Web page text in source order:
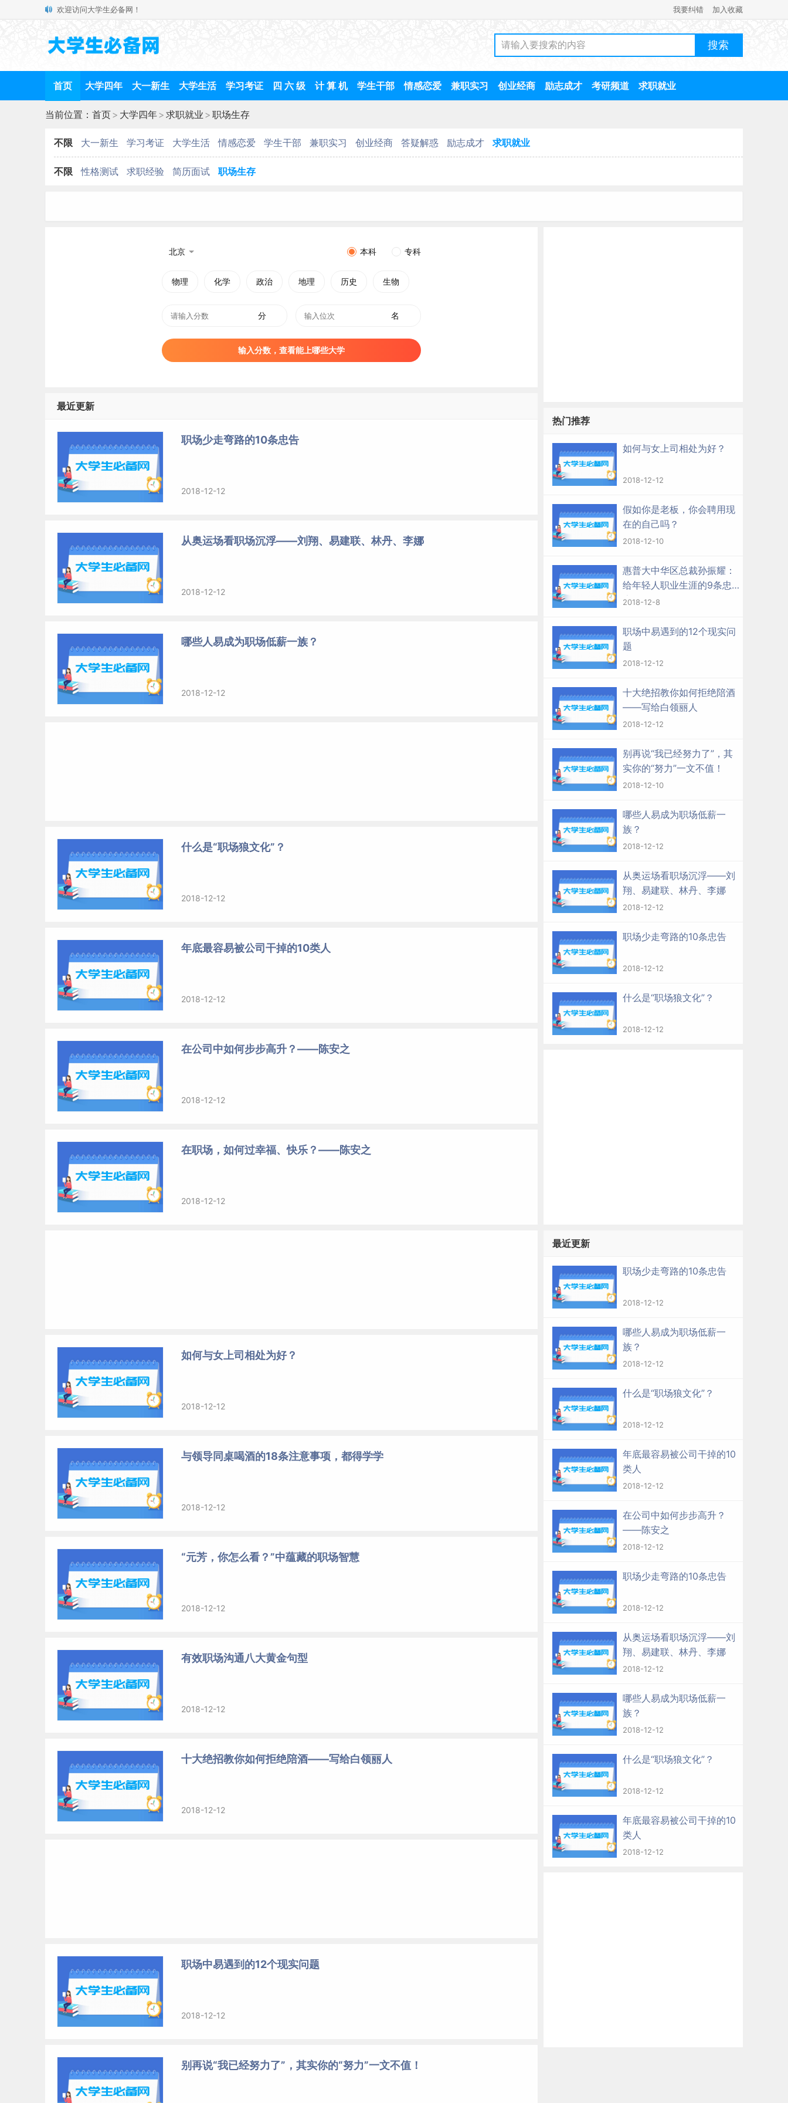
欢迎访问大学生必备网！ 我要纠错 加入收藏
首页 大学四年 大一新生 大学生活 学习考证 四 六 级 计 算 机 学生干部 情感恋爱 兼职实习 创业经商 励志成才 考研频道 求职就业
当前位置： 首页> 大学四年> 求职就业 > 职场生存
不限 大一新生 学习考证 大学生活 情感恋爱 学生干部 兼职实习 创业经商 答疑解惑 励志成才 求职就业
不限 性格测试 求职经验 简历面试 职场生存
北京 本科 专科
物理 化学 政治 地理 历史 生物
分 名
输入分数，查看能上哪些大学
最近更新
职场少走弯路的10条忠告
2018-12-12
从奥运场看职场沉浮——刘翔、易建联、林丹、李娜
2018-12-12
哪些人易成为职场低薪一族？
2018-12-12
什么是“职场狼文化”？
2018-12-12
年底最容易被公司干掉的10类人
2018-12-12
在公司中如何步步高升？——陈安之
2018-12-12
在职场，如何过幸福、快乐？——陈安之
2018-12-12
如何与女上司相处为好？
2018-12-12
与领导同桌喝酒的18条注意事项，都得学学
2018-12-12
“元芳，你怎么看？”中蕴藏的职场智慧
2018-12-12
有效职场沟通八大黄金句型
2018-12-12
十大绝招教你如何拒绝陪酒——写给白领丽人
2018-12-12
职场中易遇到的12个现实问题
2018-12-12
别再说“我已经努力了”，其实你的“努力”一文不值！
热门推荐
如何与女上司相处为好？
2018-12-12
假如你是老板，你会聘用现
在的自己吗？
2018-12-10
惠普大中华区总裁孙振耀：
给年轻人职业生涯的9条忠
告
2018-12-8
职场中易遇到的12个现实问
题
2018-12-12
十大绝招教你如何拒绝陪酒
——写给白领丽人
2018-12-12
别再说“我已经努力了”，其
实你的“努力”一文不值！
2018-12-10
哪些人易成为职场低薪一
族？
2018-12-12
从奥运场看职场沉浮——刘
翔、易建联、林丹、李娜
2018-12-12
职场少走弯路的10条忠告
2018-12-12
什么是“职场狼文化”？
2018-12-12
最近更新
职场少走弯路的10条忠告
2018-12-12
哪些人易成为职场低薪一
族？
2018-12-12
什么是“职场狼文化”？
2018-12-12
年底最容易被公司干掉的10
类人
2018-12-12
在公司中如何步步高升？
——陈安之
2018-12-12
职场少走弯路的10条忠告
2018-12-12
从奥运场看职场沉浮——刘
翔、易建联、林丹、李娜
2018-12-12
哪些人易成为职场低薪一
族？
2018-12-12
什么是“职场狼文化”？
2018-12-12
年底最容易被公司干掉的10
类人
2018-12-12